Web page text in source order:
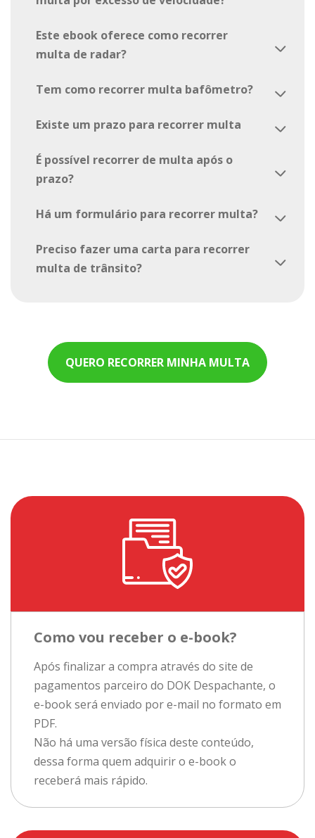
Este ebook oferece como recorrer
multa de radar?
arrow_back_ios
Tem como recorrer multa bafômetro? arrow_back_ios
Existe um prazo para recorrer multa arrow_back_ios
É possível recorrer de multa após o
prazo?
arrow_back_ios
Há um formulário para recorrer multa? arrow_back_ios
Preciso fazer uma carta para recorrer
multa de trânsito?
arrow_back_ios
QUERO RECORRER MINHA MULTA
Como vou receber o e-book?
Após finalizar a compra através do site de
pagamentos parceiro do DOK Despachante, o
e-book será enviado por e-mail no formato em
PDF.
Não há uma versão física deste conteúdo,
dessa forma quem adquirir o e-book o
receberá mais rápido.